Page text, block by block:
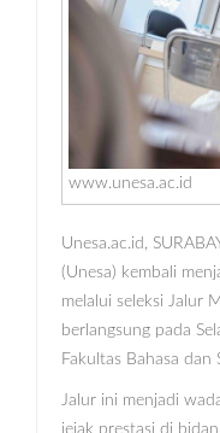
www.unesa.ac.id
Unesa.ac.id,
(Unesa) kembali
melalui seleksi Jalur
berlangsung pada
Fakultas Bahasa dan
Jalur ini menjadi
jejak prestasi di